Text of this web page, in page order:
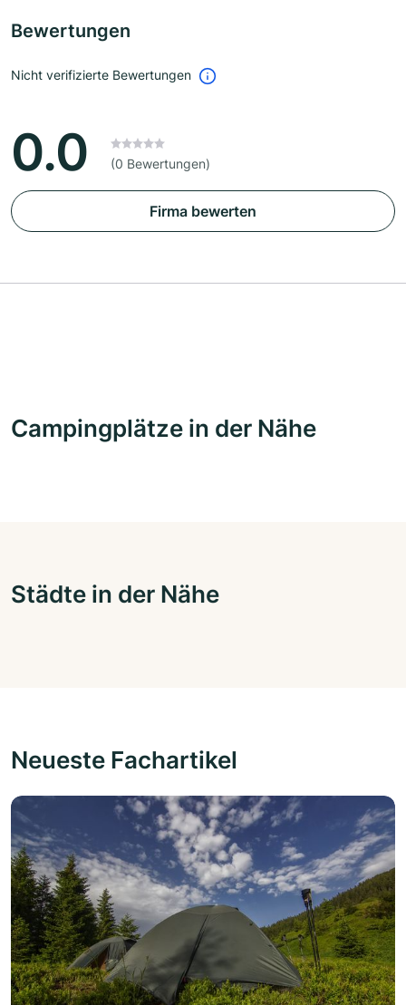
Bewertungen
Nicht verifizierte Bewertungen
0.0 (0 Bewertungen)
Firma bewerten
Campingplätze in der Nähe
Städte in der Nähe
Neueste Fachartikel